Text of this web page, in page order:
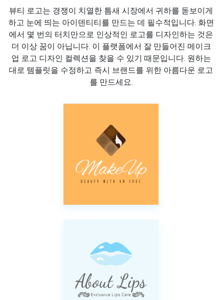
뷰티 로고는 경쟁이 치열한 틈새 시장에서 귀하를 돋보이게
하고 눈에 띄는 아이덴티티를 만드는 데 필수적입니다. 화면
에서 몇 번의 터치만으로 인상적인 로고를 디자인하는 것은
더 이상 꿈이 아닙니다. 이 플랫폼에서 잘 만들어진 메이크
업 로고 디자인 컬렉션을 찾을 수 있기 때문입니다. 원하는
대로 템플릿을 수정하고 즉시 브랜드를 위한 아름다운 로고
를 만드세요.